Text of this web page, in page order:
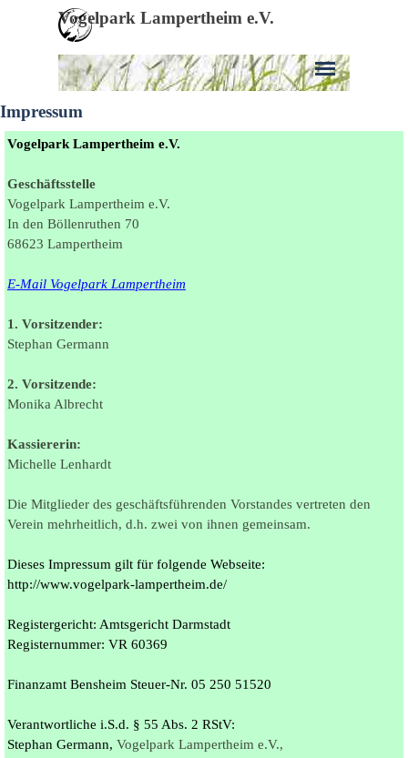
Direkt zum Seiteninhalt
Vogelpark Lampertheim e.V.
Menü überspringen
Impressum
Vogelpark Lampertheim e.V.
Geschäftsstelle
Vogelpark Lampertheim e.V.
In den Böllenruthen 70
68623 Lampertheim
E-Mail Vogelpark Lampertheim
1. Vorsitzender:
Stephan Germann
2. Vorsitzende:
Monika Albrecht
Kassiererin:
Michelle Lenhardt
Die Mitglieder des geschäftsführenden Vorstandes vertreten den
Verein mehrheitlich, d.h. zwei von ihnen gemeinsam.
Dieses Impressum gilt für folgende Webseite:
http://www.vogelpark-lampertheim.de/
Registergericht: Amtsgericht Darmstadt
Registernummer: VR 60369
Finanzamt Bensheim Steuer-Nr. 05 250 51520
Verantwortliche i.S.d. § 55 Abs. 2 RStV:
Stephan Germann, Vogelpark Lampertheim e.V.,